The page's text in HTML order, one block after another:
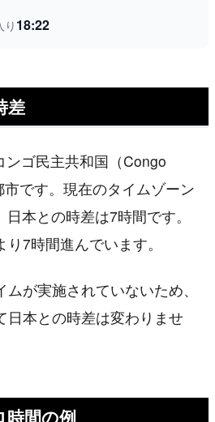
り 18:22
差
ンゴ民主共和国（Congo
です。現在のタイムゾーン
本との時差は7時間です。
7時間進んでいます。
が実施されていないため、
日本との時差は変わりませ
時間の例